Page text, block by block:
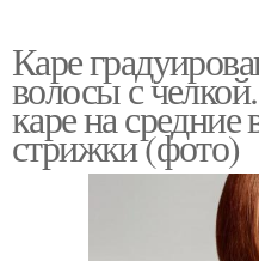
Каре
волосы с
каре на
стрижки (фото)